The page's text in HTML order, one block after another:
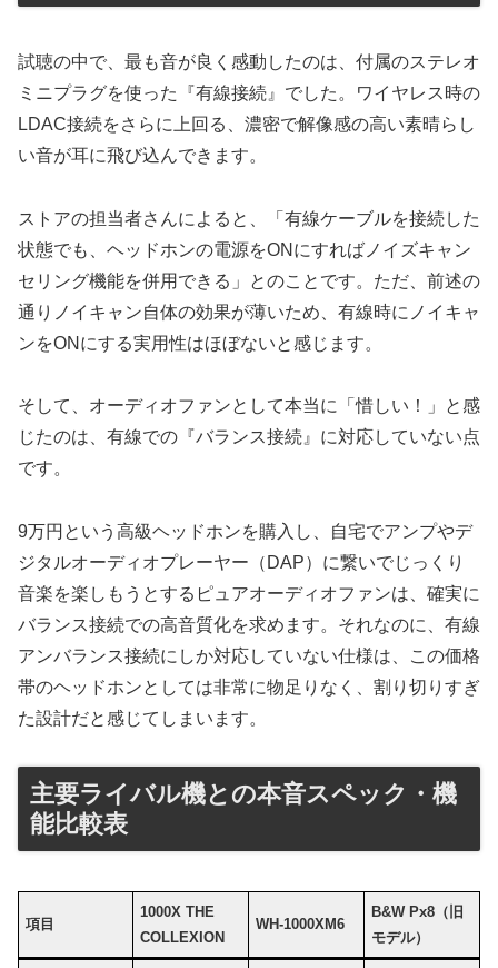
試聴の中で、最も音が良く感動したのは、付属のステレオ
ミニプラグを使った『有線接続』でした。ワイヤレス時の
LDAC接続をさらに上回る、濃密で解像感の高い素晴らし
い音が耳に飛び込んできます。
ストアの担当者さんによると、「有線ケーブルを接続した
状態でも、ヘッドホンの電源をONにすればノイズキャン
セリング機能を併用できる」とのことです。ただ、前述の
通りノイキャン自体の効果が薄いため、有線時にノイキャ
ンをONにする実用性はほぼないと感じます。
そして、オーディオファンとして本当に「惜しい！」と感
じたのは、有線での『バランス接続』に対応していない点
です。
9万円という高級ヘッドホンを購入し、自宅でアンプやデ
ジタルオーディオプレーヤー（DAP）に繋いでじっくり
音楽を楽しもうとするピュアオーディオファンは、確実に
バランス接続での高音質化を求めます。それなのに、有線
アンバランス接続にしか対応していない仕様は、この価格
帯のヘッドホンとしては非常に物足りなく、割り切りすぎ
た設計だと感じてしまいます。
主要ライバル機との本音スペック・機
能比較表
項目
1000X THE
COLLEXION
WH-1000XM6
B&W Px8（旧
モデル）